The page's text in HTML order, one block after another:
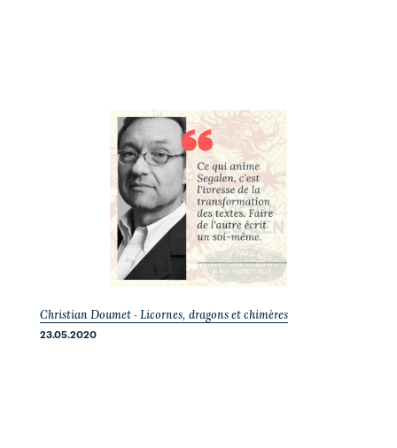
Christian Doumet - Licornes, dragons et chimères
23.05.2020